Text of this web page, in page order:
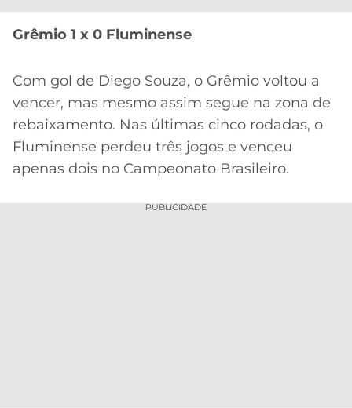
ONLINE
INTERNACIONAL
ATLÉTICO
MG
CRUZEIRO
LALIGA
Grêmio 1 x 0 Fluminense
Com gol de Diego Souza, o Grêmio voltou a
vencer, mas mesmo assim segue na zona de
rebaixamento. Nas últimas cinco rodadas, o
Fluminense perdeu três jogos e venceu
apenas dois no Campeonato Brasileiro.
PUBLICIDADE